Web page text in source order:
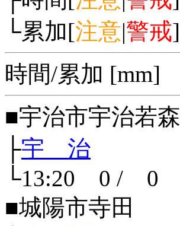
└累加[注意|警戒]
時間/累加 [mm]
■宇治市宇治若森
├宇 治
└13:20 0 / 0
■城陽市寺田